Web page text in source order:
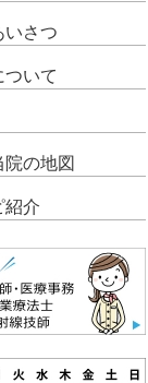
いさつ
ついて
の地図
紹介